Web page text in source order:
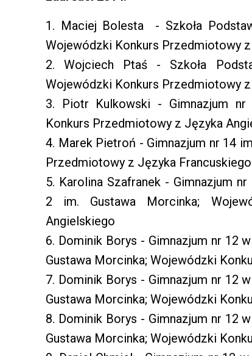
1. Maciej Bolesta - Szkoła
Wojewódzki Konkurs Przedmiotowy
2. Wojciech Ptaś - Szkoła
Wojewódzki Konkurs Przedmiotowy
3. Piotr Kulkowski - Gimnazjum
Konkurs Przedmiotowy z Języka
4. Marek Pietroń - Gimnazjum nr 14
Przedmiotowy z Języka Francuskiego
5. Karolina Szafranek - Gimnazjum
2 im. Gustawa Morcinka;
Angielskiego
6. Dominik Borys - Gimnazjum nr 12
Gustawa Morcinka; Wojewódzki
7. Dominik Borys - Gimnazjum nr 12
Gustawa Morcinka; Wojewódzki
8. Dominik Borys - Gimnazjum nr 12
Gustawa Morcinka; Wojewódzki